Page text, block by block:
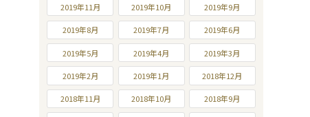
2019年11月 2019年10月 2019年9月
2019年8月 2019年7月 2019年6月
2019年5月 2019年4月 2019年3月
2019年2月 2019年1月 2018年12月
2018年11月 2018年10月 2018年9月